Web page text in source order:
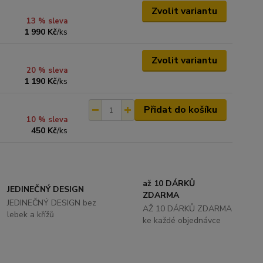
13 % sleva
1 990 Kč/ks
Zvolit variantu
20 % sleva
1 190 Kč/ks
Zvolit variantu
10 % sleva
450 Kč/ks
Přidat do košíku
JEDINEČNÝ DESIGN
JEDINEČNÝ DESIGN bez
lebek a křížů
až 10 DÁRKŮ
ZDARMA
AŽ 10 DÁRKŮ ZDARMA
ke každé objednávce